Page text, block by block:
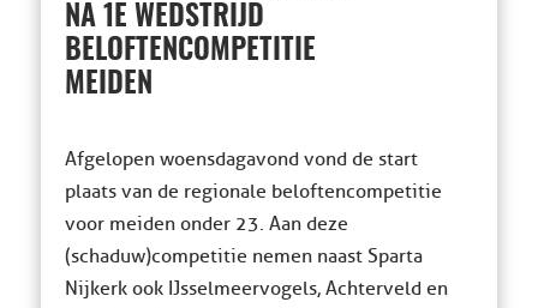
NA 1E WEDSTRIJD
BELOFTENCOMPETITIE
MEIDEN
Afgelopen woensdagavond vond de start
plaats van de regionale beloftencompetitie
voor meiden onder 23. Aan deze
(schaduw)competitie nemen naast Sparta
Nijkerk ook IJsselmeervogels, Achterveld en